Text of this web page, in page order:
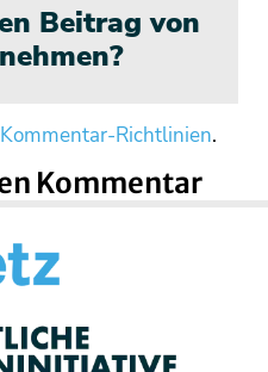
Beitrag von
Kommentar-Richtlinien.
Kommentar